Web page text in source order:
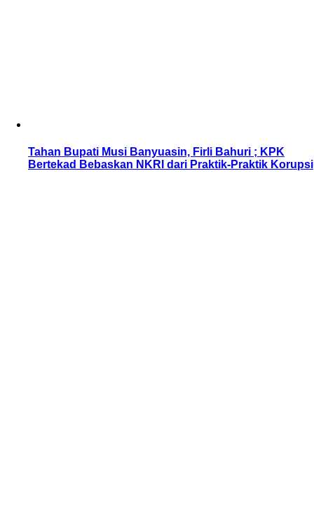
Tahan Bupati Musi Banyuasin, Firli Bahuri ; KPK
Bertekad Bebaskan NKRI dari Praktik-Praktik Korupsi